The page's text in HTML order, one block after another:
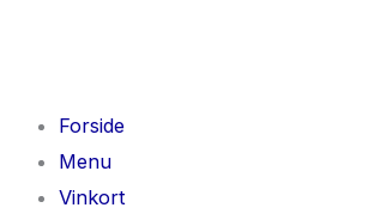
Forside
Menu
Vinkort